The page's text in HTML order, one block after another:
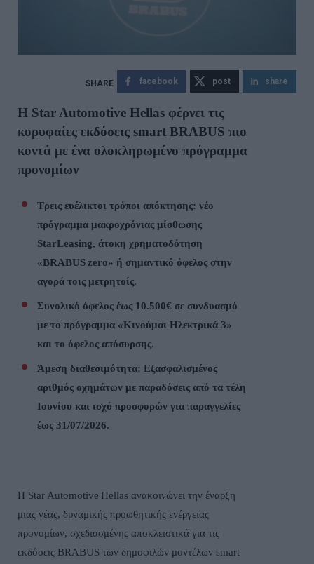
facebook post share
Η Star Automotive Hellas φέρνει τις
κορυφαίες εκδόσεις smart BRABUS πιο
κοντά με ένα ολοκληρωμένο πρόγραμμα
προνομίων
Τρεις ευέλικτοι τρόποι απόκτησης: νέο
πρόγραμμα μακροχρόνιας μίσθωσης
StarLeasing, άτοκη χρηματοδότηση
«BRABUSzero» ή σημαντικό όφελος στην
αγορά τοις μετρητοίς.
Συνολικό όφελος έως 10.500€ σε συνδυασμό
με το πρόγραμμα «Κινούμαι Ηλεκτρικά 3»
και το όφελος απόσυρσης.
Άμεση διαθεσιμότητα: Εξασφαλισμένος
αριθμός οχημάτων με παραδόσεις από τα τέλη
Ιουνίου και ισχύ προσφορών για παραγγελίες
έως 31/07/2026.
Η Star Automotive Hellas ανακοινώνει την έναρξη
μιας νέας, δυναμικής προωθητικής ενέργειας
προνομίων, σχεδιασμένης αποκλειστικά για τις
εκδόσεις BRABUS των δημοφιλών μοντέλων smart